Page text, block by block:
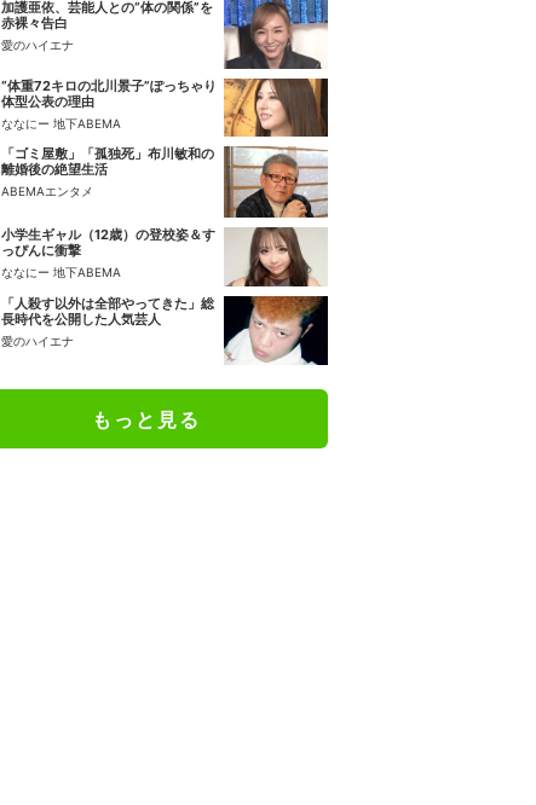
加護亜依、芸能人との“体の関係”を
赤裸々告白
愛のハイエナ
“体重72キロの北川景子”ぽっちゃり
体型公表の理由
ななにー 地下ABEMA
「ゴミ屋敷」「孤独死」布川敏和の
離婚後の絶望生活
ABEMAエンタメ
小学生ギャル（12歳）の登校姿＆す
っぴんに衝撃
ななにー 地下ABEMA
「人殺す以外は全部やってきた」総
長時代を公開した人気芸人
愛のハイエナ
もっと見る